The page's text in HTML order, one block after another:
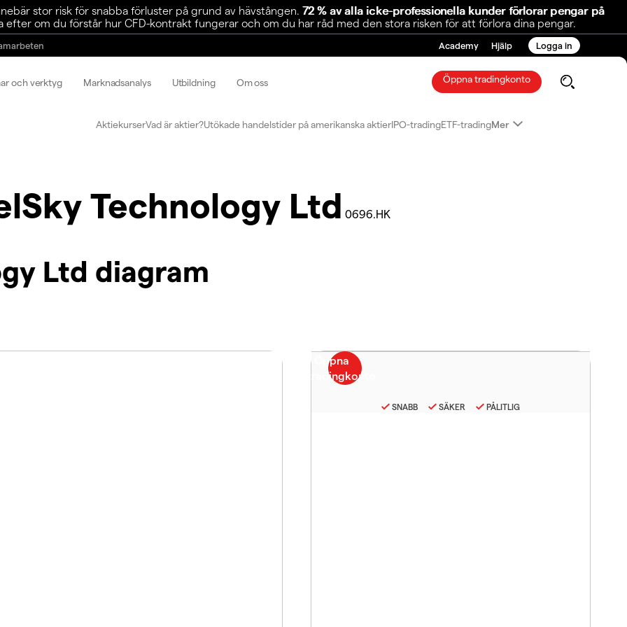
stor risk för snabba förluster på grund av hävstången. 72 % av alla icke-professionella kunder förlorar pengar på
efter om du förstår hur CFD-kontrakt fungerar och om du har råd med den stora risken för att förlora dina pengar.
Academy Hjälp Logga in
och verktyg Marknadsanalys Utbildning Om oss Öppna tradingkonto
AktiekurserVad är aktier?Utökade handelstider på amerikanska aktierIPO-tradingETF-tradingMer
Technology Ltd 0696.HK
Ltd diagram
SNABB SÄKER PÅLITLIG